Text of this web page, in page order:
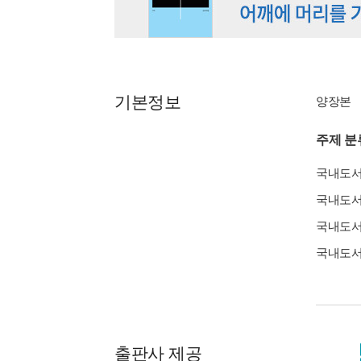
기본정보 양장본
주제 분
국내도
국내도
국내도
국내도
출판사 제공